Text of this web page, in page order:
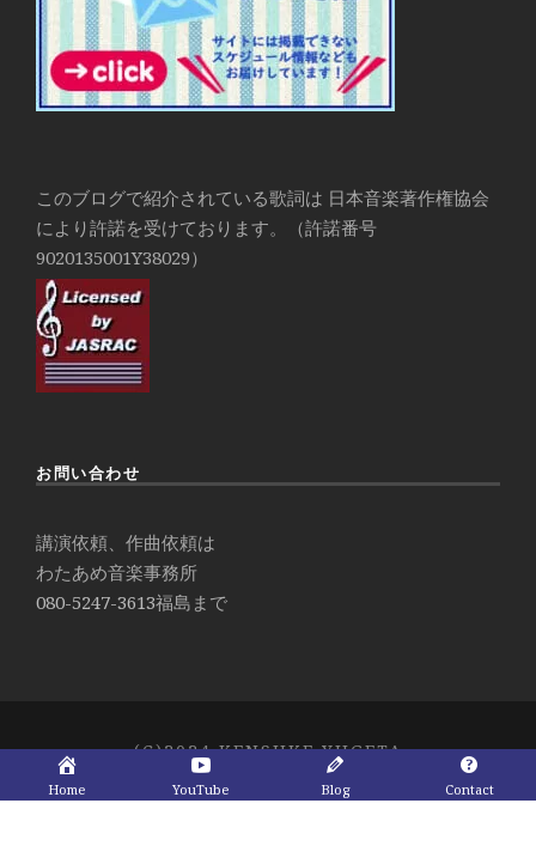
このブログで紹介されている歌詞は 日本音楽著作権協会
により許諾を受けております。（許諾番号
9020135001Y38029）
お問い合わせ
講演依頼、作曲依頼は
わたあめ音楽事務所
080-5247-3613福島まで
(C)2024 KENSUKE YUGETA
Home YouTube Blog Contact